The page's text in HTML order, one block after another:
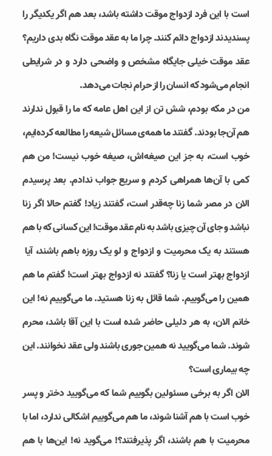
است با این فرد ازدواج موقت داشته باشد، بعد هم اگر یکدیگر را
پسندیدند ازدواج دائم کنند. چرا ما به عقد موقت نگاه بدی داریم؟
عقد موقت خیلی جایگاه مشخص و واضحی دارد و در شرایطی
انجام می‌شود که انسان را از حرام نجات می‌دهد.
من در مکه بودم، شش تن از این اهل عامه که ما را قبول ندارند
هم آن‌جا بودند. گفتند ما همه‌ی مسائل شیعه را مطالعه کرده‌ایم،
خوب است، به جز این صیغه‌اش، صیغه خوب نیست! من هم
کمی با آن‌ها همراهی کردم و سریع جواب ندادم. بعد پرسیدم
الان در مصر شما زنا چه‌قدر است، گفتند زیاد! گفتم حالا اگر زنا
نباشد و جای آن چیزی باشد به نام عقد موقت! این کسانی که با هم
هستند به یک محرمیت و ازدواج و لو یک روزه باهم باشند، آیا
ازدواج بهتر است یا زنا؟ گفتند نه ازدواج بهتر است! گفتم ما هم
همین را می‌گوییم. شما قائل به زنا هستید. ما می‌گوییم نه! این
خانم الان، به هر دلیلی حاضر شده است با این آقا باشد، محرم
شوند. شما می‌گویید نه همین جوری باشند ولی عقد نخوانند. این
چه بیماری است؟
الان اگر به برخی مسئولین بگوییم شما که می‌گویید دختر و پسر
خوب است با هم آشنا شوند، ما هم می‌گوییم اشکالی ندارد، اما با
محرمیت با هم باشند، اگر پذیرفتند؟! می‌گوید نه! این‌ها با هم